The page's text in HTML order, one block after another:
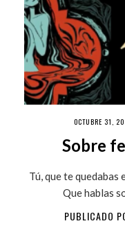
OCTUBRE 31,
Sobre
Tú, que te quedabas
Que hablas
PUBLICADO